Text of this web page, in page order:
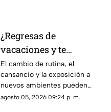
¿Regresas de
vacaciones y te
enfermas? Estas son
las razones
El cambio de rutina, el
cansancio y la exposición a
nuevos ambientes pueden
afectar al organismo justo al
agosto 05, 2026 09:24 p. m.